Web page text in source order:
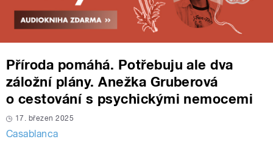
Příroda pomáhá. Potřebuju ale dva
záložní plány. Anežka Gruberová
o cestování s psychickými nemocemi
17. březen 2025
Casablanca